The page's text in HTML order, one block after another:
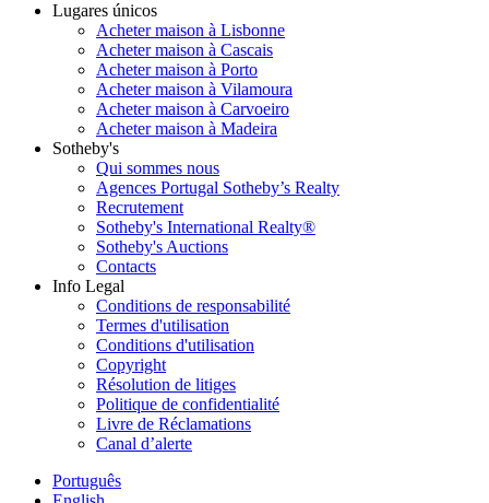
Lugares únicos
Acheter maison à Lisbonne
Acheter maison à Cascais
Acheter maison à Porto
Acheter maison à Vilamoura
Acheter maison à Carvoeiro
Acheter maison à Madeira
Sotheby's
Qui sommes nous
Agences Portugal Sotheby’s Realty
Recrutement
Sotheby's International Realty®
Sotheby's Auctions
Contacts
Info Legal
Conditions de responsabilité
Termes d'utilisation
Conditions d'utilisation
Copyright
Résolution de litiges
Politique de confidentialité
Livre de Réclamations
Canal d’alerte
Português